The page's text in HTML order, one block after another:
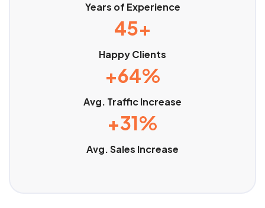
Years of Experience
45+
Happy Clients
+64%
Avg. Traffic Increase
+31%
Avg. Sales Increase